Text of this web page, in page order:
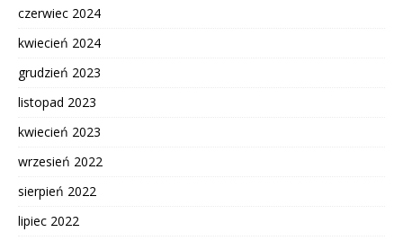
czerwiec 2024
kwiecień 2024
grudzień 2023
listopad 2023
kwiecień 2023
wrzesień 2022
sierpień 2022
lipiec 2022